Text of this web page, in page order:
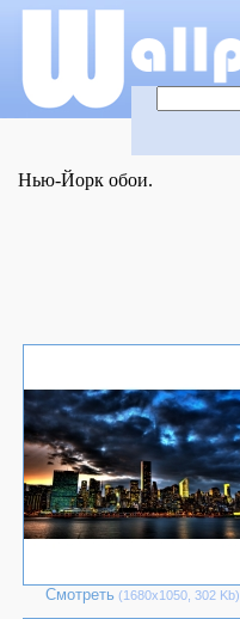
Нью-Йорк обои.
Смотреть (1680х1050, 302 Kb)